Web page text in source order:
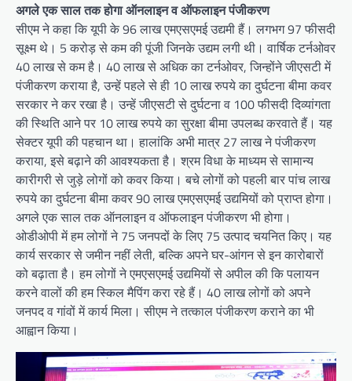
अगले एक साल तक होगा ऑनलाइन व ऑफलाइन पंजीकरण
सीएम ने कहा कि यूपी के 96 लाख एमएसएमई उद्यमी हैं। लगभग 97 फीसदी
सूक्ष्म थे। 5 करोड़ से कम की पूंजी जिनके उद्यम लगी थी। वार्षिक टर्नओवर
40 लाख से कम है। 40 लाख से अधिक का टर्नओवर, जिन्होंने जीएसटी में
पंजीकरण कराया है, उन्हें पहले से ही 10 लाख रुपये का दुर्घटना बीमा कवर
सरकार ने कर रखा है। उन्हें जीएसटी से दुर्घटना व 100 फीसदी दिव्यांगता
की स्थिति आने पर 10 लाख रुपये का सुरक्षा बीमा उपलब्ध करवाते हैं। यह
सेक्टर यूपी की पहचान था। हालांकि अभी मात्र 27 लाख ने पंजीकरण
कराया, इसे बढ़ाने की आवश्यकता है। श्रम विधा के माध्यम से सामान्य
कारीगरी से जुड़े लोगों को कवर किया। बचे लोगों को पहली बार पांच लाख
रुपये का दुर्घटना बीमा कवर 90 लाख एमएसएमई उद्यमियों को प्राप्त होगा।
अगले एक साल तक ऑनलाइन व ऑफलाइन पंजीकरण भी होगा।
ओडीओपी में हम लोगों ने 75 जनपदों के लिए 75 उत्पाद चयनित किए। यह
कार्य सरकार से जमीन नहीं लेती, बल्कि अपने घर-आंगन से इन कारोबारों
को बढ़ाता है। हम लोगों ने एमएसएमई उद्यमियों से अपील की कि पलायन
करने वालों की हम स्किल मैपिंग करा रहे हैं। 40 लाख लोगों को अपने
जनपद व गांवों में कार्य मिला। सीएम ने तत्काल पंजीकरण कराने का भी
आह्वान किया।